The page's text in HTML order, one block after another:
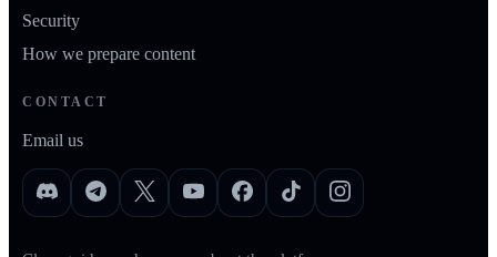
Security
How we prepare content
CONTACT
Email us